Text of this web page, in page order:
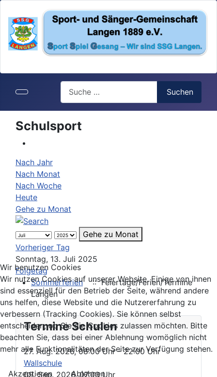
Search
Suchen
Schulsport
Nach Jahr
Nach Monat
Nach Woche
Heute
Gehe zu Monat
Gehe zu Monat
Vorheriger Tag
Sonntag, 13. Juli 2025
Folgetag
Sommerferien :: Feiertage/Ferien/Termine
Langen
Termine Schulen
27. Aug. 2026,08:00 Uhr - 22:00 Uhr
Wallschule
09. Sep. 2026,07:00 Uhr
Wir benutzen Cookies
Wir nutzen Cookies auf unserer Website. Einige von ihnen
sind essenziell für den Betrieb der Seite, während andere
uns helfen, diese Website und die Nutzererfahrung zu
verbessern (Tracking Cookies). Sie können selbst
entscheiden, ob Sie die Cookies zulassen möchten. Bitte
beachten Sie, dass bei einer Ablehnung womöglich nicht
mehr alle Funktionalitäten der Seite zur Verfügung stehen.
Akzeptieren
Ablehnen